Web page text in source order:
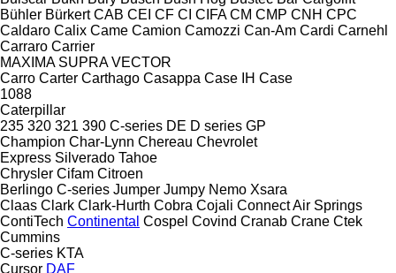
Bühler Bürkert CAB CEI CF CI CIFA CM CMP CNH CPC
Caldaro Calix Came Camion Camozzi Can-Am Cardi Carnehl
Carraro Carrier
MAXIMA SUPRA VECTOR
Carro Carter Carthago Casappa Case IH Case
1088
Caterpillar
235 320 321 390 C-series DE D series GP
Champion Char-Lynn Chereau Chevrolet
Express Silverado Tahoe
Chrysler Cifam Citroen
Berlingo C-series Jumper Jumpy Nemo Xsara
Claas Clark Clark-Hurth Cobra Cojali Connect Air Springs
ContiTech Continental Cospel Covind Cranab Crane Ctek
Cummins
C-series KTA
Cursor DAF